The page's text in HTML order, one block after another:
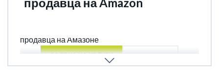
продавца на Амазоне
ЗАЯВКА НА УСЛУГУ